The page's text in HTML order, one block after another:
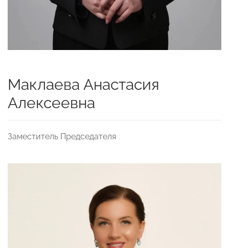
Маклаева Анастасия
Алексеевна
Заместитель Председателя